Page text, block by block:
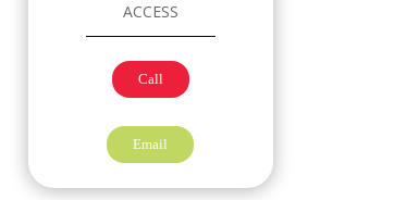
ACCESS
Call
Email